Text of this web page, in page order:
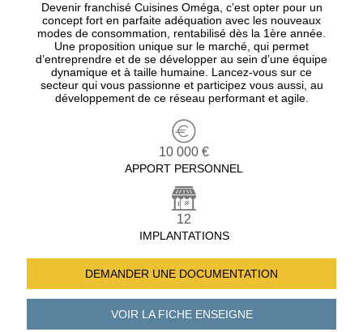
Devenir franchisé Cuisines Oméga, c’est opter pour un
concept fort en parfaite adéquation avec les nouveaux
modes de consommation, rentabilisé dès la 1ère année.
Une proposition unique sur le marché, qui permet
d’entreprendre et de se développer au sein d’une équipe
dynamique et à taille humaine. Lancez-vous sur ce
secteur qui vous passionne et participez vous aussi, au
développement de ce réseau performant et agile.
10 000 €
APPORT PERSONNEL
12
IMPLANTATIONS
DEMANDER UNE DOCUMENTATION
VOIR LA FICHEENSEIGNE